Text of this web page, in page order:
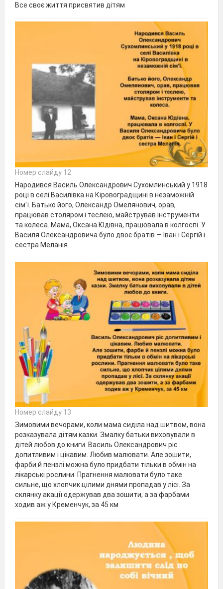
Все своє життя присвятив дітям
Номер слайду 12
Народився Василь Олександрович Сухомлинський у 1918
році в селі Василівка на Кіровоградщині в незаможній
сім'ї. Батько його, Олександр Омелянович, орав,
працював столяром і теслею, майстрував інструменти
та колеса. Мама, Оксана Юдівна, працювала в колгоспі. У
Василя Олександровича було двоє братів — Іван і Сергій і
сестра Меланія.
Номер слайду 13
Зимовими вечорами, коли мама сиділа над шитвом, вона
розказувала дітям казки. Змалку батьки виховували в
дітей любов до книги. Василь Олександрович ріс
допитливим і цікавим. Любив малювати. Але зошити,
фарби й пензлі можна було придбати тільки в обмін на
лікарські рослини. Прагнення малювати було таке
сильне, що хлопчик цілими днями пропадав у лісі. За
склянку акації одержував два зошити, а за фарбами
ходив аж у Кременчук, за 45 км